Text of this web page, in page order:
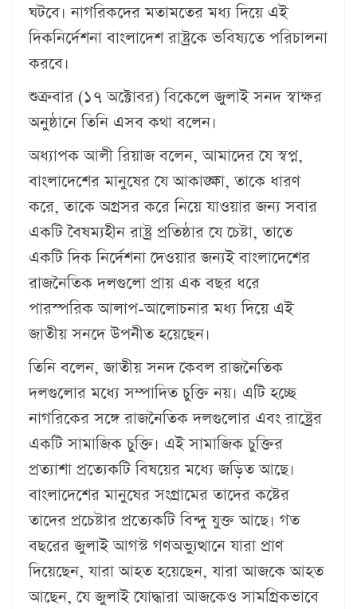
ঘটবে। নাগরিকদের মতামতের মধ্য দিয়ে এই
দিকনির্দেশনা বাংলাদেশ রাষ্ট্রকে ভবিষ্যতে পরিচালনা
করবে।
শুক্রবার (১৭ অক্টোবর) বিকেলে জুলাই সনদ স্বাক্ষর
অনুষ্ঠানে তিনি এসব কথা বলেন।
অধ্যাপক আলী রিয়াজ বলেন, আমাদের যে স্বপ্ন,
বাংলাদেশের মানুষের যে আকাঙ্ক্ষা, তাকে ধারণ
করে, তাকে অগ্রসর করে নিয়ে যাওয়ার জন্য সবার
একটি বৈষম্যহীন রাষ্ট্র প্রতিষ্ঠার যে চেষ্টা, তাতে
একটি দিক নির্দেশনা দেওয়ার জন্যই বাংলাদেশের
রাজনৈতিক দলগুলো প্রায় এক বছর ধরে
পারস্পরিক আলাপ-আলোচনার মধ্য দিয়ে এই
জাতীয় সনদে উপনীত হয়েছেন।
তিনি বলেন, জাতীয় সনদ কেবল রাজনৈতিক
দলগুলোর মধ্যে সম্পাদিত চুক্তি নয়। এটি হচ্ছে
নাগরিকের সঙ্গে রাজনৈতিক দলগুলোর এবং রাষ্ট্রের
একটি সামাজিক চুক্তি। এই সামাজিক চুক্তির
প্রত্যাশা প্রত্যেকটি বিষয়ের মধ্যে জড়িত আছে।
বাংলাদেশের মানুষের সংগ্রামের তাদের কষ্টের
তাদের প্রচেষ্টার প্রত্যেকটি বিন্দু যুক্ত আছে। গত
বছরের জুলাই আগস্ট গণঅভ্যুত্থানে যারা প্রাণ
দিয়েছেন, যারা আহত হয়েছেন, যারা আজকে আহত
আছেন, যে জুলাই যোদ্ধারা আজকেও সামগ্রিকভাবে